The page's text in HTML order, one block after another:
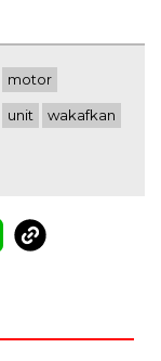
motor
unit wakafkan